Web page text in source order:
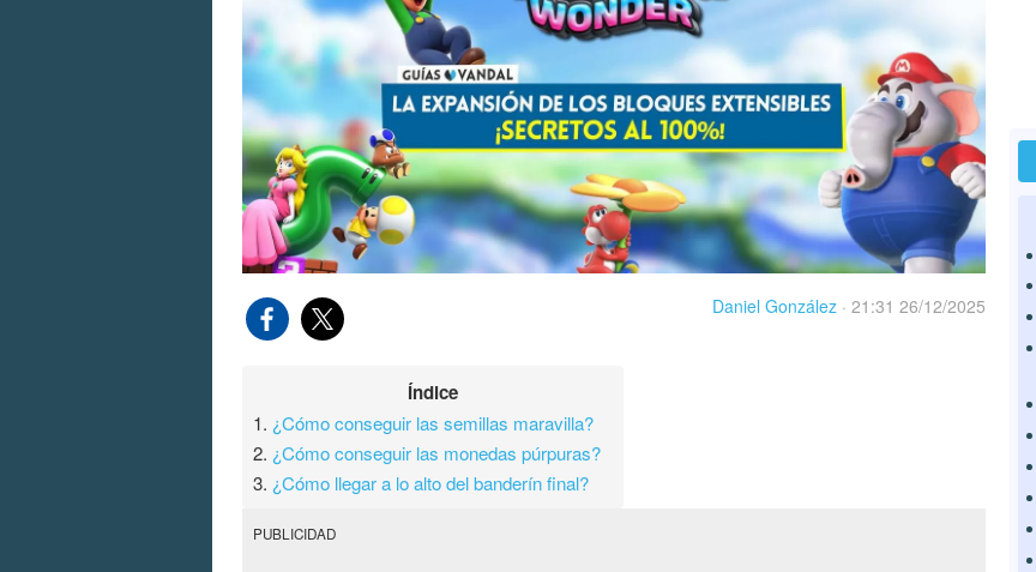
Daniel González · 21:31 26/12/2025
Índice
1. ¿Cómo conseguir las semillas maravilla?
2. ¿Cómo conseguir las monedas púrpuras?
3. ¿Cómo llegar a lo alto del banderín final?
PUBLICIDAD